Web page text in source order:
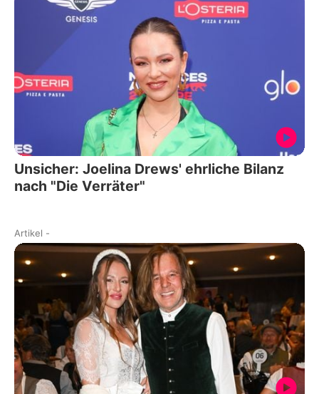
Unsicher: Joelina Drews' ehrliche Bilanz
nach "Die Verräter"
Artikel -